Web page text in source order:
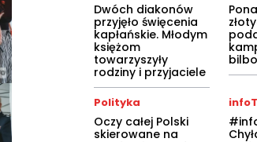
Dwóch diakonów
przyjęło święcenia
kapłańskie. Młodym
księżom
towarzyszyły
rodziny i przyjaciele
Polityka
Oczy całej Polski
skierowane na